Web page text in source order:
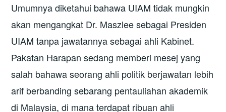
Umumnya diketahui bahawa UIAM tidak mungkin
akan mengangkat Dr. Maszlee sebagai Presiden
UIAM tanpa jawatannya sebagai ahli Kabinet.
Pakatan Harapan sedang memberi mesej yang
salah bahawa seorang ahli politik berjawatan lebih
arif berbanding sebarang pentauliahan akademik
di Malaysia, di mana terdapat ribuan ahli